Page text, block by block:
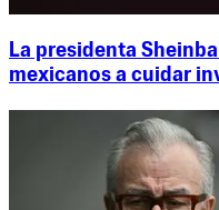
La presidenta
mexicanos a cuidar